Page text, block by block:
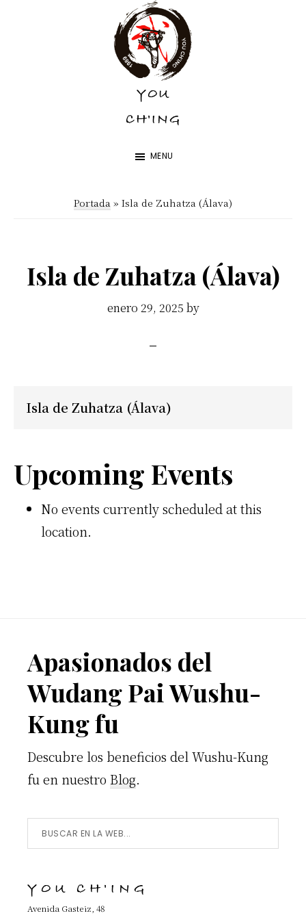
YOU
CH'ING
YOU
CH'ING
MENU
Portada » Isla de Zuhatza (Álava)
Isla de Zuhatza (Álava)
enero 29, 2025 by
Isla de Zuhatza (Álava)
Upcoming Events
No events currently scheduled at this
location.
Footer
Apasionados del
Wudang Pai Wushu-
Kung fu
Descubre los beneficios del Wushu-Kung
fu en nuestro Blog.
Buscar
en
Web...
YOU CH'ING
Avenida Gasteiz, 48